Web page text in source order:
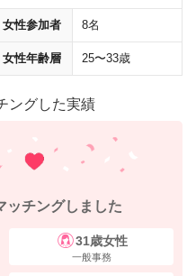
女性参加者 8名
女性年齢層 25〜33歳
ングした実績
ッチングしました
31歳女性
一般事務